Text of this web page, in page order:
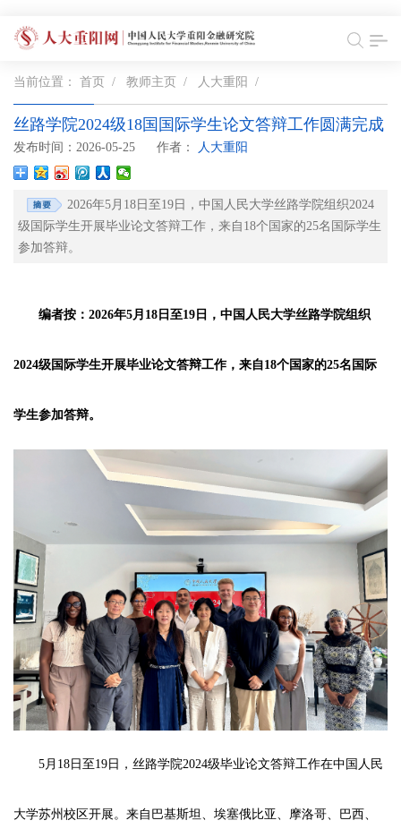
当前位置： 首页 / 教师主页 / 人大重阳 /
丝路学院2024级18国国际学生论文答辩工作圆满完成
发布时间：2026-05-25 作者： 人大重阳
2026年5月18日至19日，中国人民大学丝路学院组织2024
级国际学生开展毕业论文答辩工作，来自18个国家的25名国际学生
参加答辩。
编者按：2026年5月18日至19日，中国人民大学丝路学院组织
2024级国际学生开展毕业论文答辩工作，来自18个国家的25名国际
学生参加答辩。
5月18日至19日，丝路学院2024级毕业论文答辩工作在中国人民
大学苏州校区开展。来自巴基斯坦、埃塞俄比亚、摩洛哥、巴西、